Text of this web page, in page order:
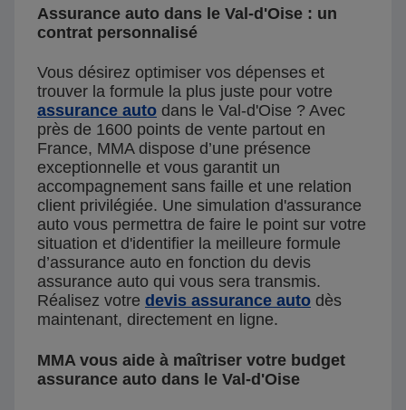
Assurance auto dans le Val-d'Oise : un
contrat personnalisé
Vous désirez optimiser vos dépenses et
trouver la formule la plus juste pour votre
assurance auto dans le Val-d'Oise ? Avec
près de 1600 points de vente partout en
France, MMA dispose d’une présence
exceptionnelle et vous garantit un
accompagnement sans faille et une relation
client privilégiée. Une simulation d'assurance
auto vous permettra de faire le point sur votre
situation et d'identifier la meilleure formule
d’assurance auto en fonction du devis
assurance auto qui vous sera transmis.
Réalisez votre devis assurance auto dès
maintenant, directement en ligne.
MMA vous aide à maîtriser votre budget
assurance auto dans le Val-d'Oise